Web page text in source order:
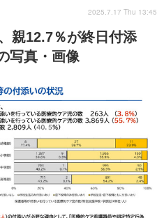
親12.7％が終日付添
写真・画像
2025.7.17 Thu 13:45